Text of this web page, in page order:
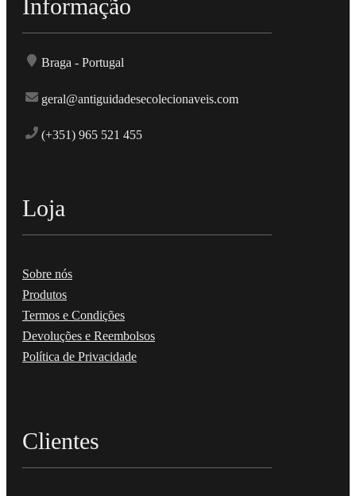
Informação
Braga - Portugal
geral@antiguidadesecolecionaveis.com
(+351) 965 521 455
Loja
Sobre nós
Produtos
Termos e Condições
Devoluções e Reembolsos
Política de Privacidade
Clientes